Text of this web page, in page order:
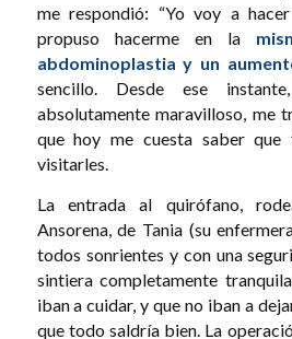
me respondió: “Yo voy a
propuso hacerme en la
abdominoplastiay un
sencillo. Desde ese
absolutamente maravilloso, me
que hoy me cuesta saber que
visitarles.
La entrada al quirófano,
Ansorena, de Tania (su
todos sonrientes y con una
sintiera completamente
iban a cuidar, y que no iban a
que todo saldría bien. La